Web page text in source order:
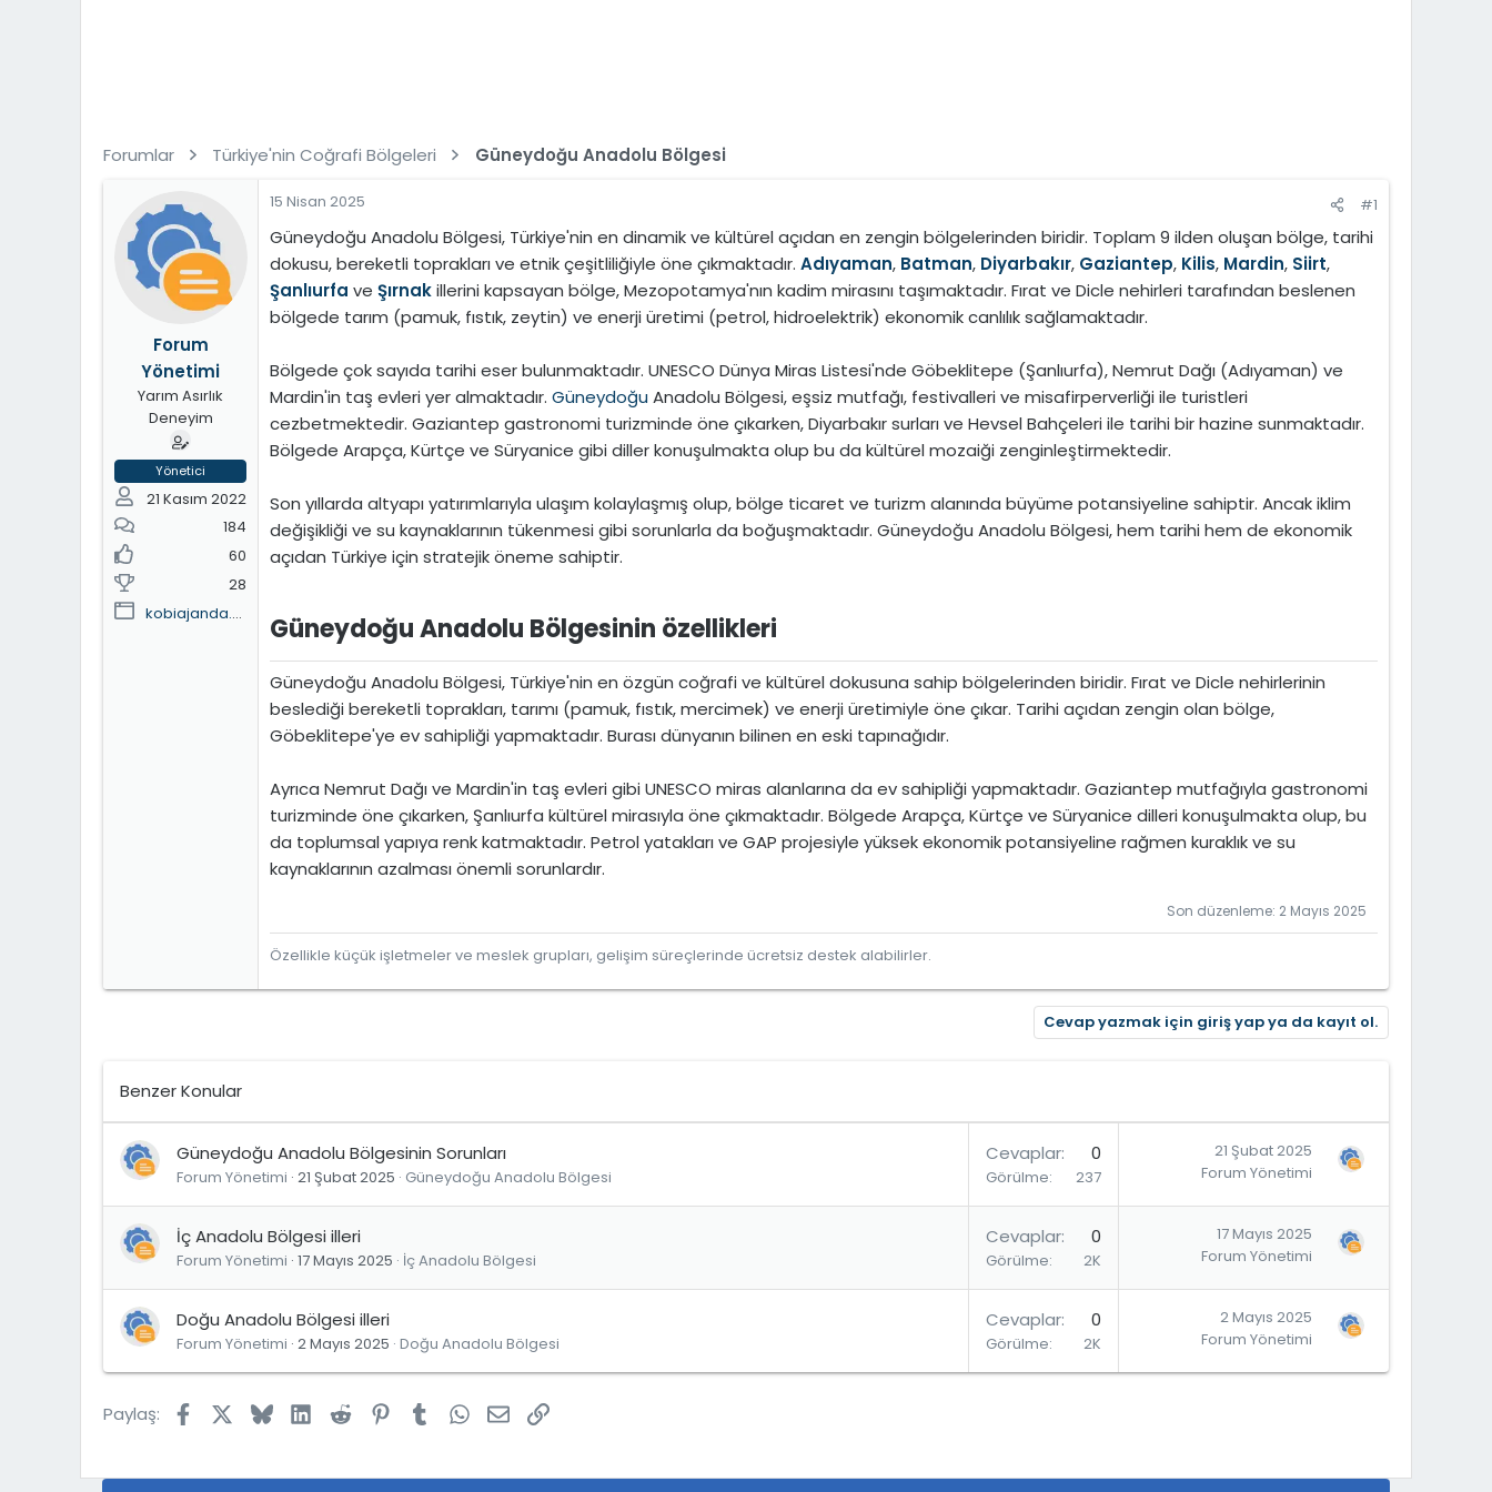
Forumlar Türkiye'nin Coğrafi Bölgeleri Güneydoğu Anadolu Bölgesi
Forum
Yönetimi
Yarım Asırlık
Deneyim
Yönetici
21 Kasım 2022
184
60
28
kobiajanda.home.blog
15 Nisan 2025 #1
Güneydoğu Anadolu Bölgesi, Türkiye'nin en dinamik ve kültürel açıdan en zengin bölgelerinden biridir. Toplam 9 ilden oluşan bölge, tarihi
dokusu, bereketli toprakları ve etnik çeşitliliğiyle öne çıkmaktadır. Adıyaman, Batman, Diyarbakır, Gaziantep, Kilis, Mardin, Siirt,
Şanlıurfa ve Şırnakillerini kapsayan bölge, Mezopotamya'nın kadim mirasını taşımaktadır. Fırat ve Dicle nehirleri tarafından beslenen
bölgede tarım (pamuk, fıstık, zeytin) ve enerji üretimi (petrol, hidroelektrik) ekonomik canlılık sağlamaktadır.
Bölgede çok sayıda tarihi eser bulunmaktadır. UNESCO Dünya Miras Listesi'nde Göbeklitepe (Şanlıurfa), Nemrut Dağı (Adıyaman) ve
Mardin'in taş evleri yer almaktadır. Güneydoğu Anadolu Bölgesi, eşsiz mutfağı, festivalleri ve misafirperverliği ile turistleri
cezbetmektedir. Gaziantep gastronomi turizminde öne çıkarken, Diyarbakır surları ve Hevsel Bahçeleri ile tarihi bir hazine sunmaktadır.
Bölgede Arapça, Kürtçe ve Süryanice gibi diller konuşulmakta olup bu da kültürel mozaiği zenginleştirmektedir.
Son yıllarda altyapı yatırımlarıyla ulaşım kolaylaşmış olup, bölge ticaret ve turizm alanında büyüme potansiyeline sahiptir. Ancak iklim
değişikliği ve su kaynaklarının tükenmesi gibi sorunlarla da boğuşmaktadır. Güneydoğu Anadolu Bölgesi, hem tarihi hem de ekonomik
açıdan Türkiye için stratejik öneme sahiptir.
Güneydoğu Anadolu Bölgesinin özellikleri​
Güneydoğu Anadolu Bölgesi, Türkiye'nin en özgün coğrafi ve kültürel dokusuna sahip bölgelerinden biridir. Fırat ve Dicle nehirlerinin
beslediği bereketli toprakları, tarımı (pamuk, fıstık, mercimek) ve enerji üretimiyle öne çıkar. Tarihi açıdan zengin olan bölge,
Göbeklitepe'ye ev sahipliği yapmaktadır. Burası dünyanın bilinen en eski tapınağıdır.
Ayrıca Nemrut Dağı ve Mardin'in taş evleri gibi UNESCO miras alanlarına da ev sahipliği yapmaktadır. Gaziantep mutfağıyla gastronomi
turizminde öne çıkarken, Şanlıurfa kültürel mirasıyla öne çıkmaktadır. Bölgede Arapça, Kürtçe ve Süryanice dilleri konuşulmakta olup, bu
da toplumsal yapıya renk katmaktadır. Petrol yatakları ve GAP projesiyle yüksek ekonomik potansiyeline rağmen kuraklık ve su
kaynaklarının azalması önemli sorunlardır.
Son düzenleme: 2 Mayıs 2025
Özellikle küçük işletmeler ve meslek grupları, gelişim süreçlerinde ücretsiz destek alabilirler.
Cevap yazmak için giriş yap ya da kayıt ol.
Benzer Konular
Güneydoğu Anadolu Bölgesinin Sorunları
Forum Yönetimi 21 Şubat 2025 Güneydoğu Anadolu Bölgesi
Cevaplar 0
Görülme 237
21 Şubat 2025
Forum Yönetimi
İç Anadolu Bölgesi illeri
Forum Yönetimi 17 Mayıs 2025 İç Anadolu Bölgesi
Cevaplar 0
Görülme 2K
17 Mayıs 2025
Forum Yönetimi
Doğu Anadolu Bölgesi illeri
Forum Yönetimi 2 Mayıs 2025 Doğu Anadolu Bölgesi
Cevaplar 0
Görülme 2K
2 Mayıs 2025
Forum Yönetimi
Paylaş: FacebookBlueskyLinkedIn
Reddit Pinterest
TumblrWhatsApp
E-posta
Link